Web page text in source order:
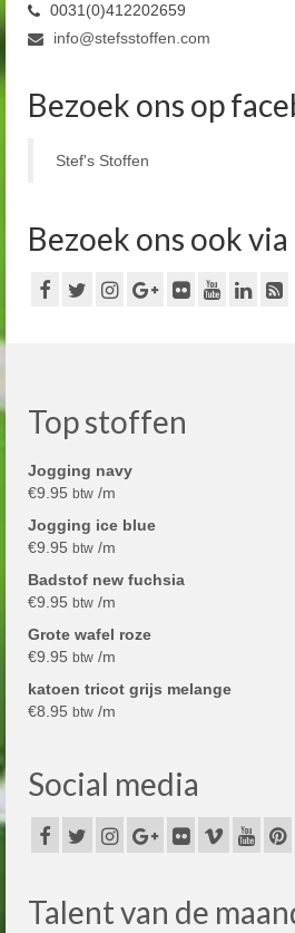
0031(0)412202659
info@stefsstoffen.com
Bezoek ons op
Stef's Stoffen
Bezoek ons ook via
Top stoffen
Jogging navy
€9.95 btw /m
Jogging ice blue
€9.95 btw /m
Badstof new fuchsia
€9.95 btw /m
Grote wafel roze
€9.95 btw /m
katoen tricot grijs melange
€8.95 btw /m
Social media
Talent van de